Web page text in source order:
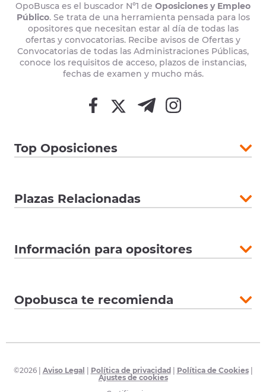
OpoBusca es el buscador Nº1 de Oposiciones y Empleo
Público. Se trata de una herramienta pensada para los
opositores que necesitan estar al día de todas las
ofertas y convocatorias. Recibe avisos de Ofertas y
Convocatorias de todas las Administraciones Públicas,
conoce los requisitos de acceso, plazos de instancias,
fechas de examen y mucho más.
Top Oposiciones
Plazas Relacionadas
Información para opositores
Opobusca te recomienda
©2026| Aviso Legal Política de privacidad Política de Cookies|
Ajustes de cookies